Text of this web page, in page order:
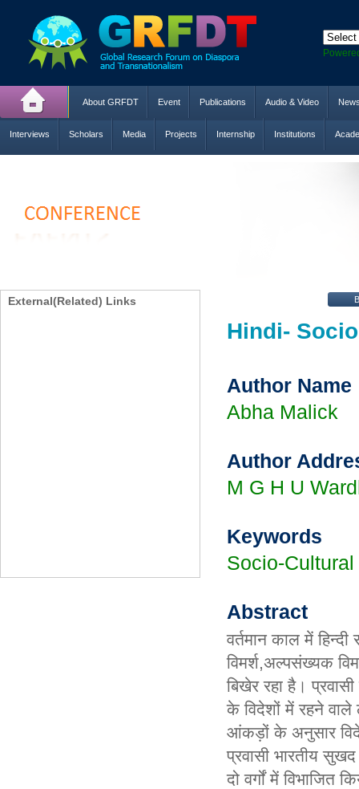
About GRFDT Event Publications Audio & Video
Interviews Scholars Media Projects Internship Institutions
External(Related) Links
Hindi-
Author Name
Abha Malick
Author
M G H U
Keywords
Socio-
Abstract
वर्तमान काल में
विमर्श,अल्पसंख्यक
बिखेर रहा है।
के विदेशों में रहने
आंकड़ों के अनुसार
प्रवासी भारतीय
दो वर्गों में विभाजित